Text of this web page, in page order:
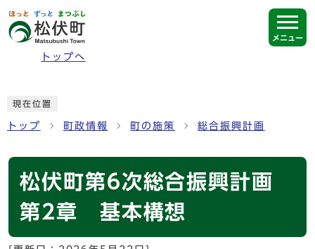
ページの先頭です
トップへ
メニュー
現在位置
トップ 町政情報 町の施策 総合振興計画
松伏町第6次総合振興計画
第2章 基本構想